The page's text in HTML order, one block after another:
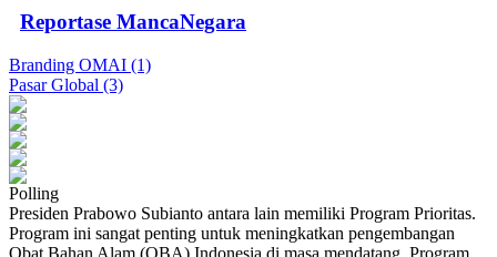
Reportase MancaNegara
Branding OMAI (1)
Pasar Global (3)
Polling
Presiden Prabowo Subianto antara lain memiliki Program Prioritas.
Program ini sangat penting untuk meningkatkan pengembangan
Obat Bahan Alam (OBA) Indonesia di masa mendatang. Program